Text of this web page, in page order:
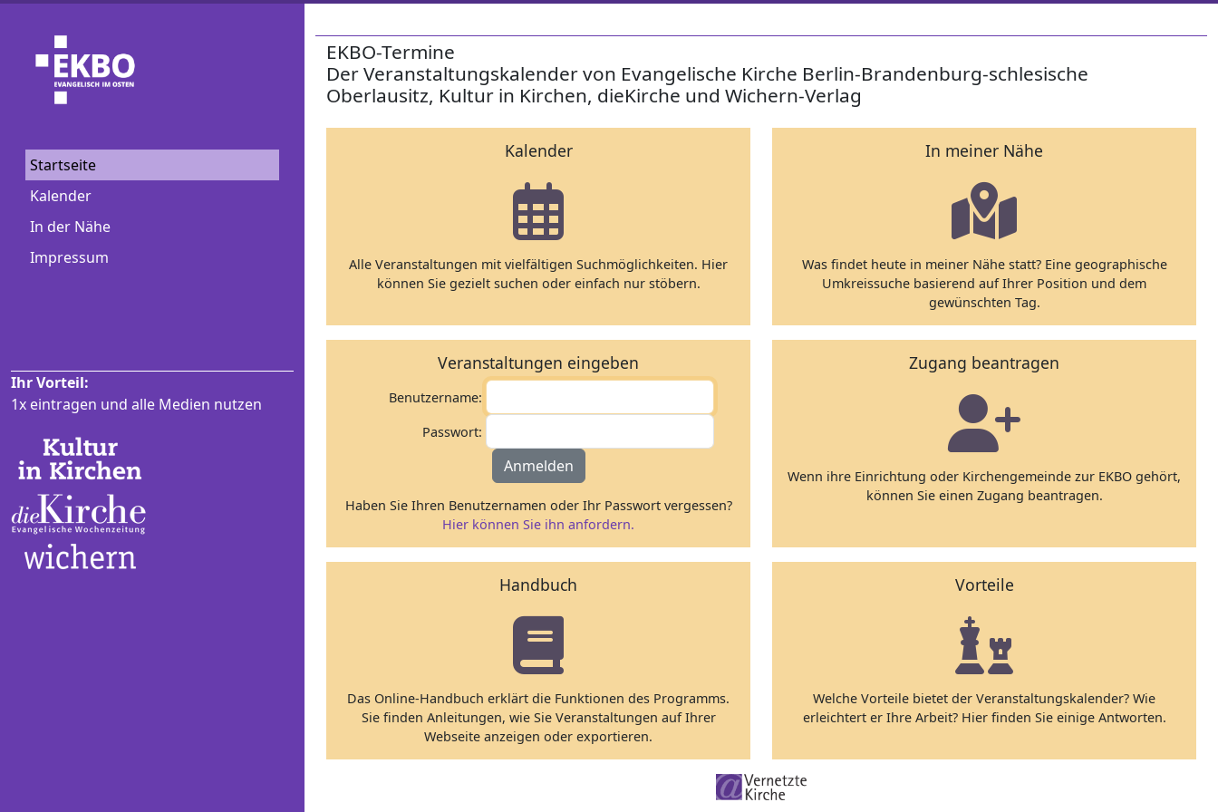
Startseite
Kalender
In der Nähe
Impressum
Ihr Vorteil:
1x eintragen und alle Medien nutzen
EKBO-Termine
Der Veranstaltungskalender von Evangelische Kirche Berlin-Brandenburg-schlesische
Oberlausitz, Kultur in Kirchen, dieKirche und Wichern-Verlag
Kalender
Alle Veranstaltungen mit vielfältigen Suchmöglichkeiten. Hier
können Sie gezielt suchen oder einfach nur stöbern.
In meiner Nähe
Was findet heute in meiner Nähe statt? Eine geographische
Umkreissuche basierend auf Ihrer Position und dem
gewünschten Tag.
Veranstaltungen eingeben
Benutzername:
Passwort:
Anmelden
Haben Sie Ihren Benutzernamen oder Ihr Passwort vergessen?
Hier können Sie ihn anfordern.
Zugang beantragen
Wenn ihre Einrichtung oder Kirchengemeinde zur EKBO gehört,
können Sie einen Zugang beantragen.
Handbuch
Das Online-Handbuch erklärt die Funktionen des Programms.
Sie finden Anleitungen, wie Sie Veranstaltungen auf Ihrer
Webseite anzeigen oder exportieren.
Vorteile
Welche Vorteile bietet der Veranstaltungskalender? Wie
erleichtert er Ihre Arbeit? Hier finden Sie einige Antworten.